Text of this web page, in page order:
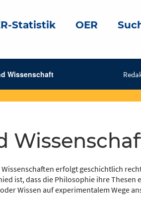
Statistik OER
Wissenschaft
erfolgt geschichtlich
ist, dass die Philosophie ihre Thesen
Wissen auf experimentalem Wege